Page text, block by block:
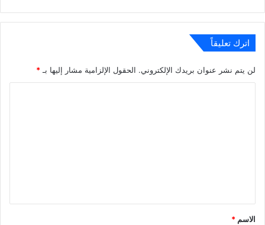
اترك تعليقاً
لن يتم نشر عنوان بريدك الإلكتروني. الحقول الإلزامية مشار إليها بـ*
*
الاسم *